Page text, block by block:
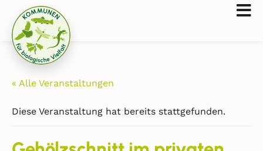
« Alle Veranstaltungen
Diese Veranstaltung hat bereits stattgefunden.